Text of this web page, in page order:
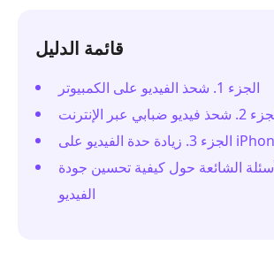
قائمة الدليل
الجزء 1. شحذ الفيديو على الكمبيوتر
ضبابي عبر الإنترنت
4. الأسئلة الشائعة حول كيفية تحسين جودة
الفيديو